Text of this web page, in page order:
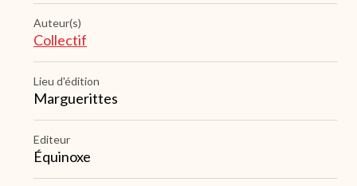
Auteur(s)
Collectif
Lieu d'édition
Marguerittes
Editeur
Équinoxe